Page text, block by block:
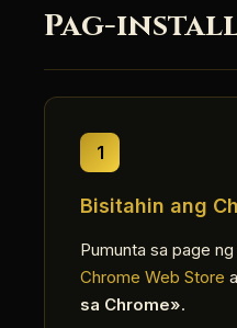
Pag-
1
Bisitahin ang
Pumunta sa page
Chrome Web Store
sa Chrome».